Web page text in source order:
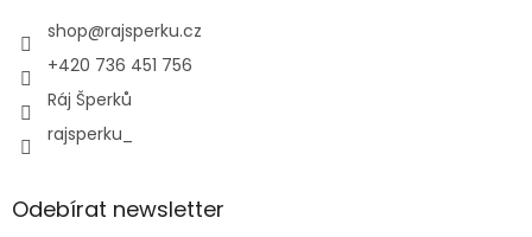
shop@rajsperku.cz
+420 736 451 756
Ráj Šperků
rajsperku_
Odebírat newsletter